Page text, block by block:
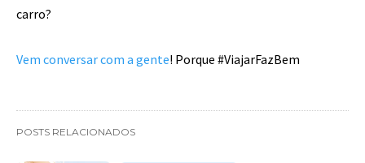
carro?
Vem conversar com a gente! Porque #ViajarFazBem
POSTS RELACIONADOS